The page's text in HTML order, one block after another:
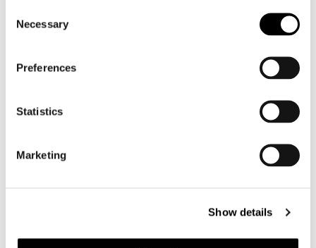
Selection
Necessary
Preferences
Statistics
Marketing
Show details
SOFA HIGH CM 229